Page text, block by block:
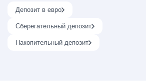
Депозит в евро
Сберегательный депозит
Накопительный депозит